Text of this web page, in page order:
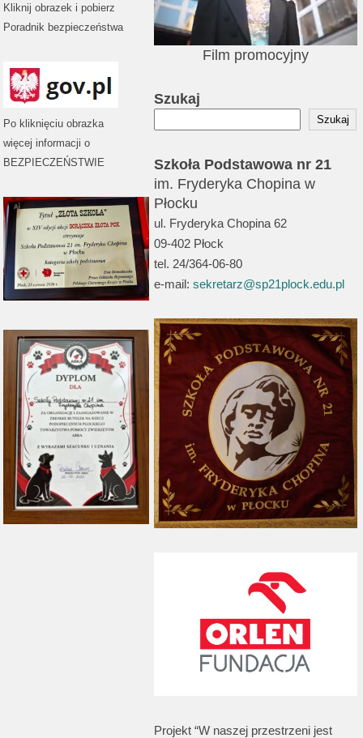
Kliknij obrazek i pobierz
Poradnik bezpieczeństwa
Po kliknięciu obrazka
więcej informacji o
BEZPIECZEŃSTWIE
Film promocyjny
Szukaj
Szukaj
Szkoła Podstawowa nr 21
im. Fryderyka Chopina w
Płocku
ul. Fryderyka Chopina 62
09-402 Płock
tel. 24/364-06-80
e-mail:sekretarz@sp21plock.edu.pl
Projekt “W naszej przestrzeni jest